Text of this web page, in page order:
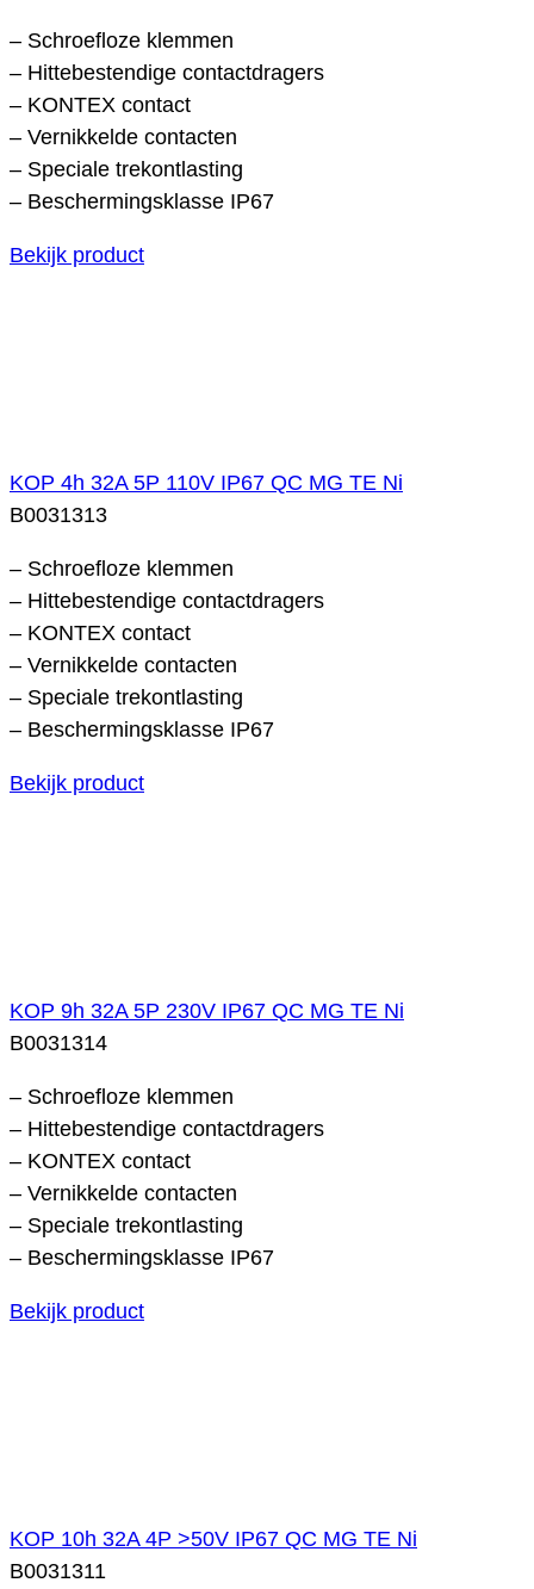
– Schroefloze klemmen
– Hittebestendige contactdragers
– KONTEX contact
– Vernikkelde contacten
– Speciale trekontlasting
– Beschermingsklasse IP67
Bekijk product
KOP 4h 32A 5P 110V IP67 QC MG TE Ni
B0031313
– Schroefloze klemmen
– Hittebestendige contactdragers
– KONTEX contact
– Vernikkelde contacten
– Speciale trekontlasting
– Beschermingsklasse IP67
Bekijk product
KOP 9h 32A 5P 230V IP67 QC MG TE Ni
B0031314
– Schroefloze klemmen
– Hittebestendige contactdragers
– KONTEX contact
– Vernikkelde contacten
– Speciale trekontlasting
– Beschermingsklasse IP67
Bekijk product
KOP 10h 32A 4P >50V IP67 QC MG TE Ni
B0031311